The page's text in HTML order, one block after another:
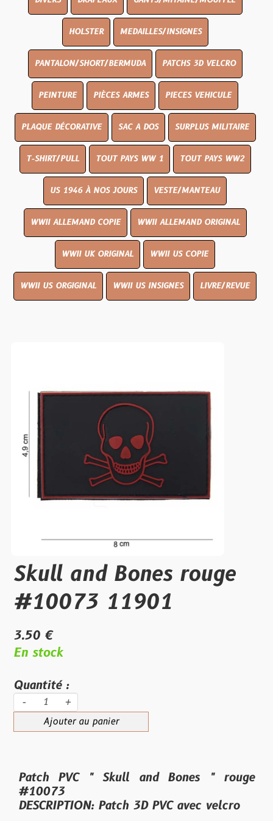
HOLSTER MEDAILLES/INSIGNES
PANTALON/SHORT/BERMUDA PATCHS 3D VELCRO
PEINTURE PIÈCES ARMES PIECES VEHICULE
PLAQUE DÉCORATIVE SAC A DOS SURPLUS MILITAIRE
T-SHIRT/PULL TOUT PAYS WW 1 TOUT PAYS WW2
US 1946 À NOS JOURS VESTE/MANTEAU
WWII ALLEMAND COPIE WWII ALLEMAND ORIGINAL
WWII UK ORIGINAL WWII US COPIE
WWII US ORGIGINAL WWII US INSIGNES LIVRE/REVUE
Skull and Bones rouge
#10073 11901
3.50 €
En stock
Quantité :
- +
Ajouter au panier
Patch PVC " Skull and Bones " rouge
#10073
DESCRIPTION: Patch 3D PVC avec velcro